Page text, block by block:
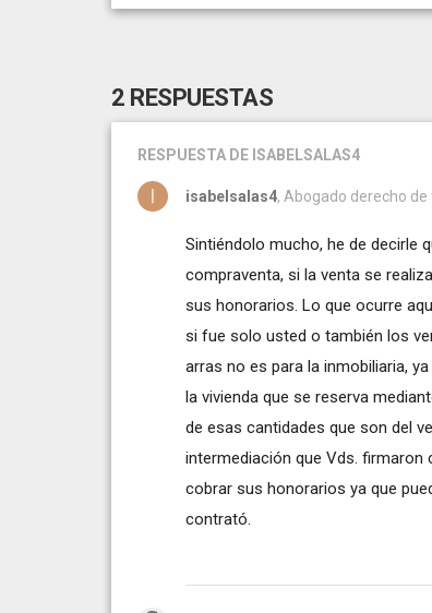
2 RESPUESTAS
RESPUESTA DE ISABELSALAS4
isabelsalas4, Abogado derecho
Sintiéndolo mucho, he de decirle
compraventa, si la venta se
sus honorarios. Lo que ocurre
si fue solo usted o también los
arras no es para la inmobiliaria,
la vivienda que se reserva
de esas cantidades que son del
intermediación que Vds. firmaron
cobrar sus honorarios ya que
contrató.